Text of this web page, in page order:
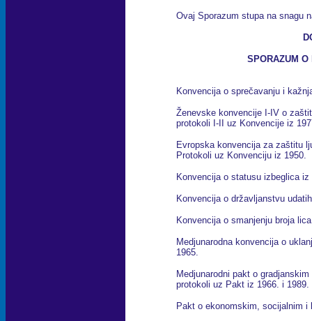
Ovaj Sporazum stupa na snagu
SPORAZUM
Konvencija o sprečavanju i
Ženevske konvencije I-IV o
protokoli I-II uz Konvencije iz
Evropska konvencija za zaštitu
Protokoli uz Konvenciju iz 1950.
Konvencija o statusu izbeglica
Konvencija o državljanstvu
Konvencija o smanjenju broja
Medjunarodna konvencija o
1965.
Medjunarodni pakt o
protokoli uz Pakt iz 1966. i 1989.
Pakt o ekonomskim, socijalnim i